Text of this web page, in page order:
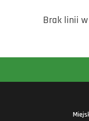
Brak linii w